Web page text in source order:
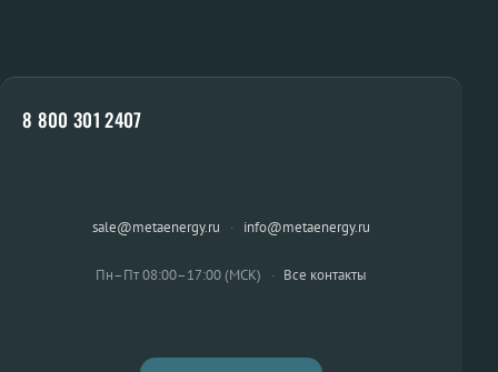
8 800 301 2407
sale@metaenergy.ru · info@metaenergy.ru
Пн–Пт 08:00–17:00 (МСК) · Все контакты